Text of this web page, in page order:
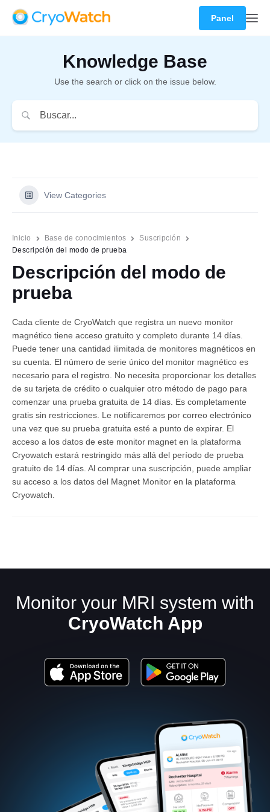
Español
Panel
Knowledge Base
Use the search or click on the issue below.
View Categories
Inicio Base de conocimientos
Suscripción
Descripción del modo de prueba
Descripción del modo de
prueba
Cada cliente de CryoWatch que registra un nuevo monitor
magnético tiene acceso gratuito y completo durante 14 días.
Puede tener una cantidad ilimitada de monitores magnéticos en
su cuenta. El número de serie único del monitor magnético es
necesario para el registro. No necesita proporcionar los detalles
de su tarjeta de crédito o cualquier otro método de pago para
comenzar una prueba gratuita de 14 días. Es completamente
gratis sin restricciones. Le notificaremos por correo electrónico
una vez que su prueba gratuita esté a punto de expirar. El
acceso a los datos de este monitor magnet en la plataforma
Cryowatch estará restringido más allá del período de prueba
gratuito de 14 días. Al comprar una suscripción, puede ampliar
su acceso a los datos del Magnet Monitor en la plataforma
Cryowatch.
Monitor your MRI system with
CryoWatch App